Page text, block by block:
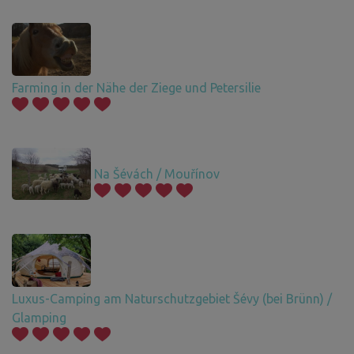
Farming in der Nähe der Ziege und Petersilie
Na Šévách / Mouřínov
Luxus-Camping am Naturschutzgebiet Šévy (bei Brünn) /
Glamping